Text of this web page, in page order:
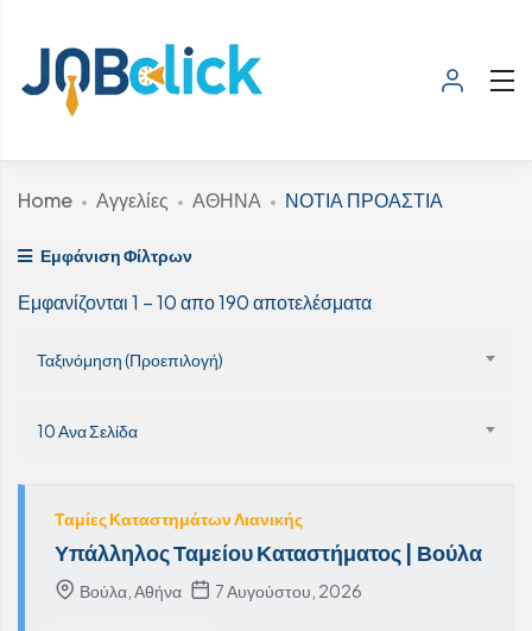
Home Αγγελίες ΑΘΗΝΑ ΝΟΤΙΑ ΠΡΟΑΣΤΙΑ
Εμφάνιση Φίλτρων
Εμφανίζονται1 –10απο 190 αποτελέσματα
Ταξινόμηση (Προεπιλογή)
10 Ανα Σελίδα
Ταμίες Καταστημάτων Λιανικής
Υπάλληλος Ταμείου Καταστήματος | Βούλα
Βούλα, Αθήνα 7 Αυγούστου, 2026